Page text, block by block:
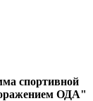
спортивной
ОДА"